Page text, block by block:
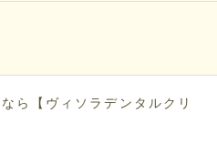
ら【ヴィソラデンタルクリ